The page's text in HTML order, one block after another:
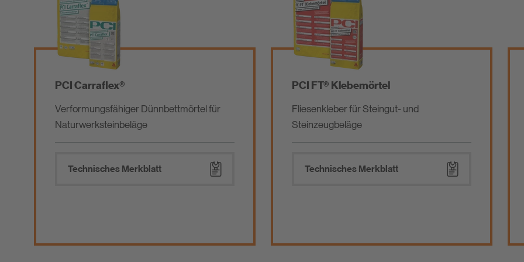
PCI Carraflex®
Verformungsfähiger Dünnbettmörtel für
Naturwerksteinbeläge
Technisches Merkblatt
PCI FT® Klebemörtel
Fliesenkleber für Steingut- und
Steinzeugbeläge
Technisches Merkblatt